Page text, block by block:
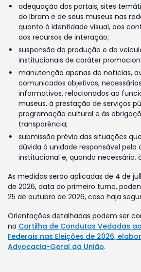
adequação dos portais, sites
do Ibram e de seus museus nas
quanto à identidade visual, aos
aos recursos de interação;
suspensão da produção e da
institucionais de caráter
manutenção apenas de notícias,
comunicados objetivos,
informativos, relacionados ao
museus, à prestação de serviços
programação cultural e às
transparência;
submissão prévia das situações
dúvida à unidade responsável
institucional e, quando necessário,
As medidas serão aplicadas de 4 de
de 2026, data do primeiro turno,
25 de outubro de 2026, caso haja
Orientações detalhadas podem ser
na Cartilha de Condutas Vedadas
Federais nas Eleições de 2026,
Advocacia-Geral da União.